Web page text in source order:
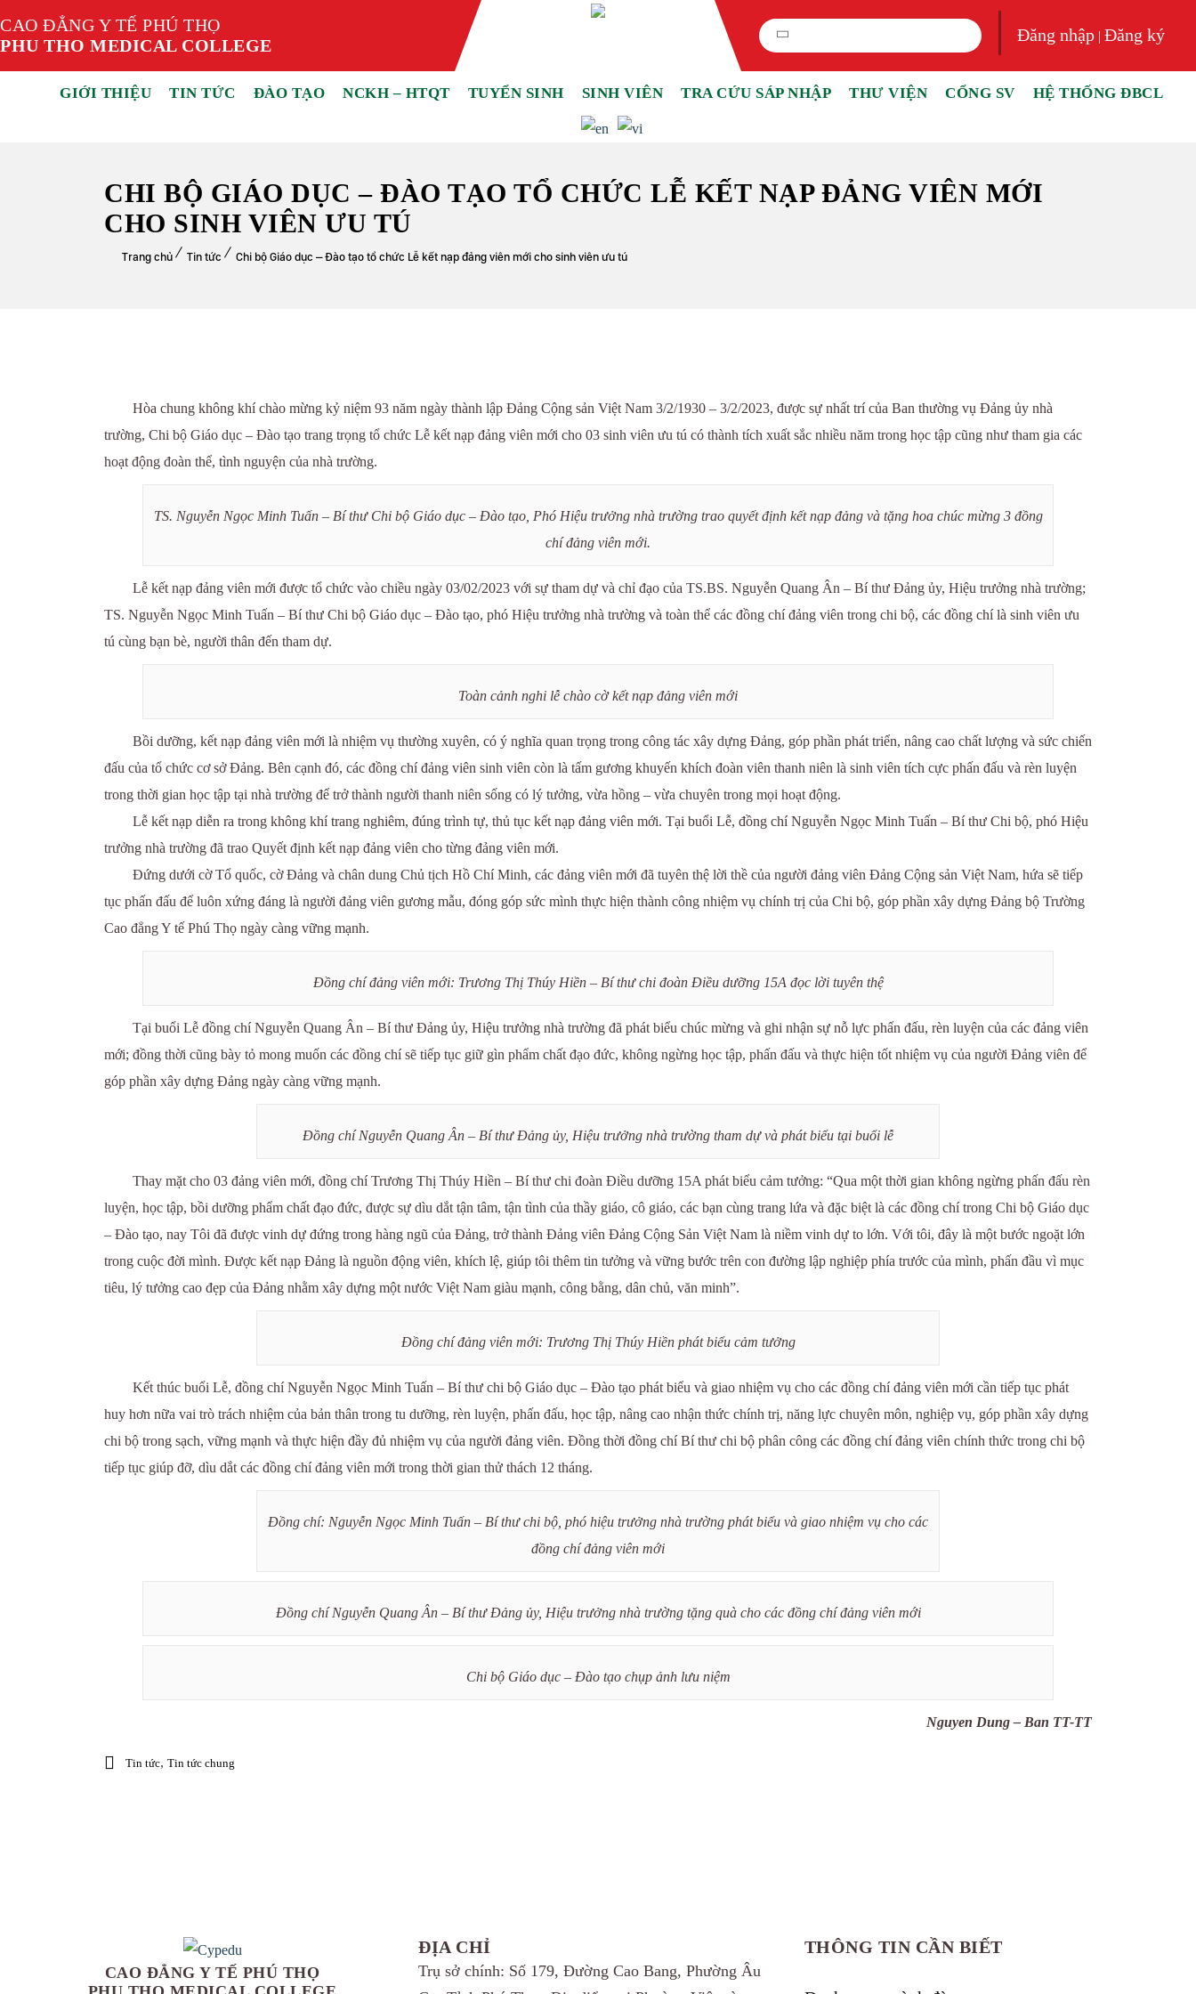
CAO ĐẲNG Y TẾ PHÚ THỌ
PHU THO MEDICAL COLLEGE
Đăng nhập |Đăng ký
GIỚI THIỆU TIN TỨC ĐÀO TẠO NCKH – HTQT TUYỂN SINH SINH VIÊN TRA CỨU SÁP NHẬP THƯ VIỆN CỔNG SV HỆ THỐNG ĐBCL
CHI BỘ GIÁO DỤC – ĐÀO TẠO TỔ CHỨC LỄ KẾT NẠP ĐẢNG VIÊN MỚI
CHO SINH VIÊN ƯU TÚ
Trang chủ Tin tức Chi bộ Giáo dục – Đào tạo tổ chức Lễ kết nạp đảng viên mới cho sinh viên ưu tú
Hòa chung không khí chào mừng kỷ niệm 93 năm ngày thành lập Đảng Cộng sản Việt Nam 3/2/1930 – 3/2/2023, được sự nhất trí của Ban thường vụ Đảng ủy nhà
trường, Chi bộ Giáo dục – Đào tạo trang trọng tổ chức Lễ kết nạp đảng viên mới cho 03 sinh viên ưu tú có thành tích xuất sắc nhiều năm trong học tập cũng như tham gia các
hoạt động đoàn thể, tình nguyện của nhà trường.
TS. Nguyễn Ngọc Minh Tuấn – Bí thư Chi bộ Giáo dục – Đào tạo, Phó Hiệu trưởng nhà trường trao quyết định kết nạp đảng và tặng hoa chúc mừng 3 đồng
chí đảng viên mới.
Lễ kết nạp đảng viên mới được tổ chức vào chiều ngày 03/02/2023 với sự tham dự và chỉ đạo của TS.BS. Nguyễn Quang Ân – Bí thư Đảng ủy, Hiệu trưởng nhà trường;
TS. Nguyễn Ngọc Minh Tuấn – Bí thư Chi bộ Giáo dục – Đào tạo, phó Hiệu trưởng nhà trường và toàn thể các đồng chí đảng viên trong chi bộ, các đồng chí là sinh viên ưu
tú cùng bạn bè, người thân đến tham dự.
Toàn cảnh nghi lễ chào cờ kết nạp đảng viên mới
Bồi dưỡng, kết nạp đảng viên mới là nhiệm vụ thường xuyên, có ý nghĩa quan trọng trong công tác xây dựng Đảng, góp phần phát triển, nâng cao chất lượng và sức chiến
đấu của tổ chức cơ sở Đảng. Bên cạnh đó, các đồng chí đảng viên sinh viên còn là tấm gương khuyến khích đoàn viên thanh niên là sinh viên tích cực phấn đấu và rèn luyện
trong thời gian học tập tại nhà trường để trở thành người thanh niên sống có lý tưởng, vừa hồng – vừa chuyên trong mọi hoạt động.
Lễ kết nạp diễn ra trong không khí trang nghiêm, đúng trình tự, thủ tục kết nạp đảng viên mới. Tại buổi Lễ, đồng chí Nguyễn Ngọc Minh Tuấn – Bí thư Chi bộ, phó Hiệu
trưởng nhà trường đã trao Quyết định kết nạp đảng viên cho từng đảng viên mới.
Đứng dưới cờ Tổ quốc, cờ Đảng và chân dung Chủ tịch Hồ Chí Minh, các đảng viên mới đã tuyên thệ lời thề của người đảng viên Đảng Cộng sản Việt Nam, hứa sẽ tiếp
tục phấn đấu để luôn xứng đáng là người đảng viên gương mẫu, đóng góp sức mình thực hiện thành công nhiệm vụ chính trị của Chi bộ, góp phần xây dựng Đảng bộ Trường
Cao đẳng Y tế Phú Thọ ngày càng vững mạnh.
Đồng chí đảng viên mới: Trương Thị Thúy Hiền – Bí thư chi đoàn Điều dưỡng 15A đọc lời tuyên thệ
Tại buổi Lễ đồng chí Nguyễn Quang Ân – Bí thư Đảng ủy, Hiệu trưởng nhà trường đã phát biểu chúc mừng và ghi nhận sự nỗ lực phấn đấu, rèn luyện của các đảng viên
mới; đồng thời cũng bày tỏ mong muốn các đồng chí sẽ tiếp tục giữ gìn phẩm chất đạo đức, không ngừng học tập, phấn đấu và thực hiện tốt nhiệm vụ của người Đảng viên để
góp phần xây dựng Đảng ngày càng vững mạnh.
Đồng chí Nguyễn Quang Ân – Bí thư Đảng ủy, Hiệu trưởng nhà trường tham dự và phát biểu tại buổi lễ
Thay mặt cho 03 đảng viên mới, đồng chí Trương Thị Thúy Hiền – Bí thư chi đoàn Điều dưỡng 15A phát biểu cảm tưởng: “Qua một thời gian không ngừng phấn đấu rèn
luyện, học tập, bồi dưỡng phẩm chất đạo đức, được sự dìu dắt tận tâm, tận tình của thầy giáo, cô giáo, các bạn cùng trang lứa và đặc biệt là các đồng chí trong Chi bộ Giáo dục
– Đào tạo, nay Tôi đã được vinh dự đứng trong hàng ngũ của Đảng, trở thành Đảng viên Đảng Cộng Sản Việt Nam là niềm vinh dự to lớn. Với tôi, đây là một bước ngoặt lớn
trong cuộc đời mình. Được kết nạp Đảng là nguồn động viên, khích lệ, giúp tôi thêm tin tưởng và vững bước trên con đường lập nghiệp phía trước của mình, phấn đầu vì mục
tiêu, lý tưởng cao đẹp của Đảng nhằm xây dựng một nước Việt Nam giàu mạnh, công bằng, dân chủ, văn minh”.
Đồng chí đảng viên mới: Trương Thị Thúy Hiền phát biểu cảm tưởng
Kết thúc buổi Lễ, đồng chí Nguyễn Ngọc Minh Tuấn – Bí thư chi bộ Giáo dục – Đào tạo phát biểu và giao nhiệm vụ cho các đồng chí đảng viên mới cần tiếp tục phát
huy hơn nữa vai trò trách nhiệm của bản thân trong tu dưỡng, rèn luyện, phấn đấu, học tập, nâng cao nhận thức chính trị, năng lực chuyên môn, nghiệp vụ, góp phần xây dựng
chi bộ trong sạch, vững mạnh và thực hiện đầy đủ nhiệm vụ của người đảng viên. Đồng thời đồng chí Bí thư chi bộ phân công các đồng chí đảng viên chính thức trong chi bộ
tiếp tục giúp đỡ, dìu dắt các đồng chí đảng viên mới trong thời gian thử thách 12 tháng.
Đồng chí: Nguyễn Ngọc Minh Tuấn – Bí thư chi bộ, phó hiệu trưởng nhà trường phát biểu và giao nhiệm vụ cho các
đồng chí đảng viên mới
Đồng chí Nguyễn Quang Ân – Bí thư Đảng ủy, Hiệu trưởng nhà trường tặng quà cho các đồng chí đảng viên mới
Chi bộ Giáo dục – Đào tạo chụp ảnh lưu niệm
Nguyen Dung – Ban TT-TT
Tin tức, Tin tức chung
CAO ĐẲNG Y TẾ PHÚ THỌ
ĐỊA CHỈ
Trụ sở chính: Số 179, Đường Cao Bang, Phường Âu
THÔNG TIN CẦN BIẾT